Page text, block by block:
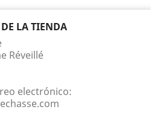
LA TIENDA
Réveillé
electrónico: